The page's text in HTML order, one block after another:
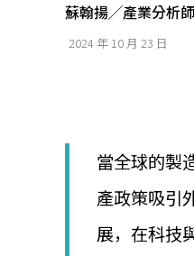
蘇翰揚╱產業分析師
2024 年 10 月 23 日
當全球的製
產政策吸引
展，在科技